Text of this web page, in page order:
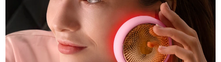
Consegna stimata
Emirati Arabi Uniti Consegna stimata8/10/26
Regno Unito Consegna stimata8/9/26